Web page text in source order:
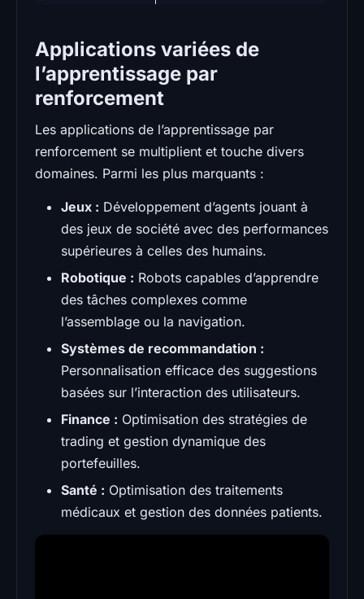
Applications variées de
l’apprentissage par
renforcement
Les applications de l’apprentissage par
renforcement se multiplient et touche divers
domaines. Parmi les plus marquants :
Jeux : Développement d’agents jouant à
des jeux de société avec des performances
supérieures à celles des humains.
Robotique : Robots capables d’apprendre
des tâches complexes comme
l’assemblage ou la navigation.
Systèmes de recommandation :
Personnalisation efficace des suggestions
basées sur l’interaction des utilisateurs.
Finance : Optimisation des stratégies de
trading et gestion dynamique des
portefeuilles.
Santé : Optimisation des traitements
médicaux et gestion des données patients.